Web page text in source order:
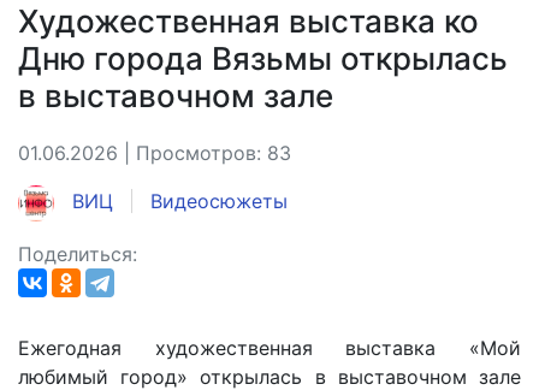
Художественная выставка ко
Дню города Вязьмы открылась
в выставочном зале
01.06.2026 | Просмотров: 83
ВИЦ Видеосюжеты
Поделиться:
Ежегодная художественная выставка «Мой
любимый город» открылась в выставочном зале